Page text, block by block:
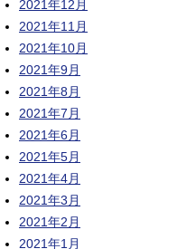
2021年12月
2021年11月
2021年10月
2021年9月
2021年8月
2021年7月
2021年6月
2021年5月
2021年4月
2021年3月
2021年2月
2021年1月